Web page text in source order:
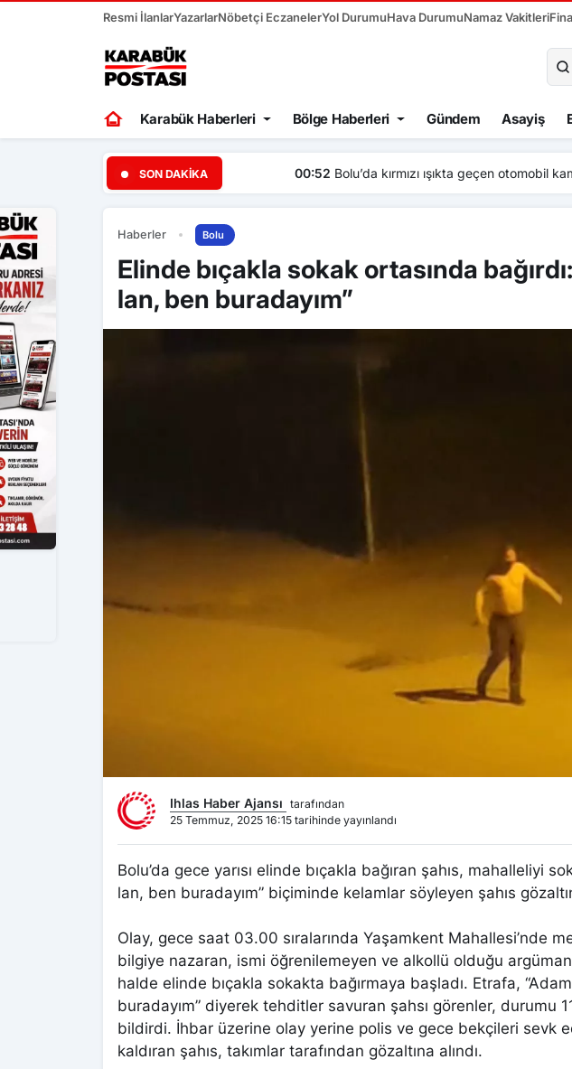
Resmi İlanlarYazarlarNöbetçi EczanelerYol DurumuHava DurumuNamaz Vakitleri
Karabük Haberleri Bölge Haberleri Gündem Asayiş
SON DAKIKA Bolu’da kırmızı ışıkta geçen otomobil kamyonla
Haberler Bolu
Elinde bıçakla sokak ortasında
lan, ben buradayım”
Ihlas Haber Ajansı tarafından
25 Temmuz, 2025 16:15 tarihinde yayınlandı
Bolu’da gece yarısı elinde bıçakla bağıran şahıs, mahalleliyi
lan, ben buradayım” biçiminde kelamlar söyleyen şahıs
Olay, gece saat 03.00 sıralarında Yaşamkent Mahallesi’nde
bilgiye nazaran, ismi öğrenilemeyen ve alkollü olduğu
halde elinde bıçakla sokakta bağırmaya başladı. Etrafa,
buradayım” diyerek tehditler savuran şahsı görenler, durumu
bildirdi. İhbar üzerine olay yerine polis ve gece bekçileri sevk
kaldıran şahıs, takımlar tarafından gözaltına alındı.